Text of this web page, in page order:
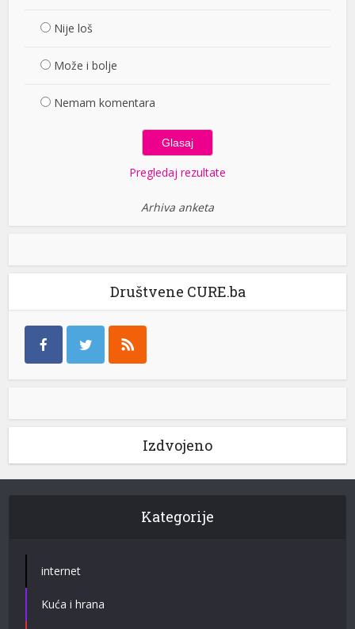
Nije loš
Može i bolje
Nemam komentara
Pregledaj rezultate
Arhiva anketa
Društvene CURE.ba
Izdvojeno
Kategorije
internet
Kuća i hrana